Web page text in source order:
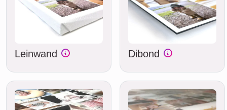
Leinwand Dibond